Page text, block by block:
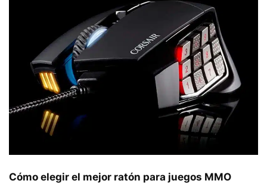
Cómo elegir el mejor ratón para juegos MMO